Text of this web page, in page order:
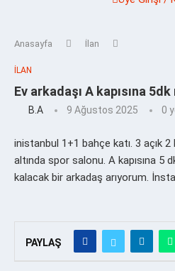
Anasayfa İlan
İLAN
Ev arkadaşı A kapısına
B.a 9 Ağustos 2025 0
inistanbul 1+1 bahçe katı. 3 açık 2
altında spor salonu. A kapısına 5
kalacak bir arkadaş arıyorum.
PAYLAŞ